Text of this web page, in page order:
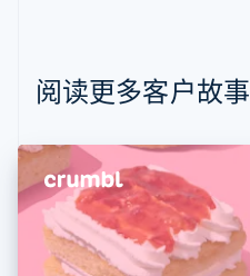
阅读更多客户故事
Nederlands Français Deutsch
波兰
丹麦
English
德国
Deutsch English
法国
Français English